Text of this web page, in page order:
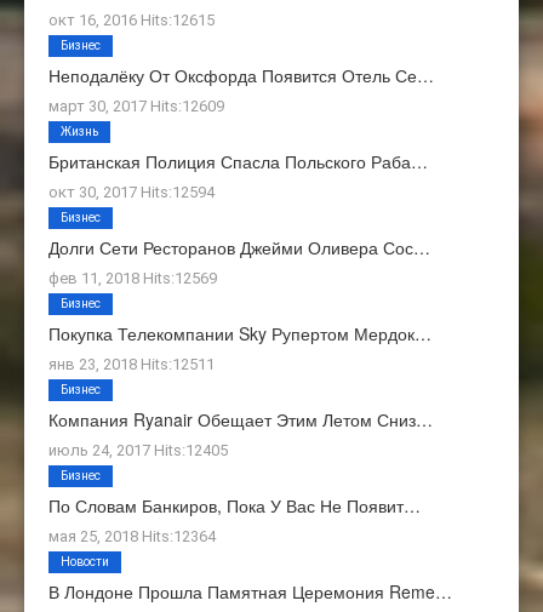
окт 16, 2016 Hits:12615
Неподалёку От Оксфорда Появится Отель Се…
март 30, 2017 Hits:12609
Бизнес
Британская Полиция Спасла Польского Раба…
окт 30, 2017 Hits:12594
Жизнь
Долги Сети Ресторанов Джейми Оливера Сос…
фев 11, 2018 Hits:12569
Бизнес
Покупка Телекомпании Sky Рупертом Мердок…
янв 23, 2018 Hits:12511
Бизнес
Компания Ryanair Обещает Этим Летом Сниз…
июль 24, 2017 Hits:12405
Бизнес
По Словам Банкиров, Пока У Вас Не Появит…
мая 25, 2018 Hits:12364
Бизнес
В Лондоне Прошла Памятная Церемония Reme…
Новости